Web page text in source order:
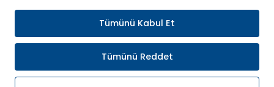
Tümünü Kabul Et
Tümünü Reddet